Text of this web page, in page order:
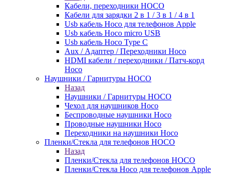
Кабели, переходники HOCO
Кабели для зарядки 2 в 1 / 3 в 1 / 4 в 1
Usb кабель Hoco для телефонов Apple
Usb кабель Hoco micro USB
Usb кабель Hoco Type C
Aux / Адаптер / Переходники Hoco
HDMI кабели / переходники / Патч-корд
Hoco
Наушники / Гарнитуры HOCO
Назад
Наушники / Гарнитуры HOCO
Чехол для наушников Hoco
Беспроводные наушники Hoco
Проводные наушники Hoco
Переходники на наушники Hoco
Пленки/Стекла для телефонов HOCO
Назад
Пленки/Стекла для телефонов HOCO
Пленки/Стекла Hoco для телефонов Apple